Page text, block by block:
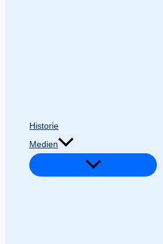
Historie
Medien